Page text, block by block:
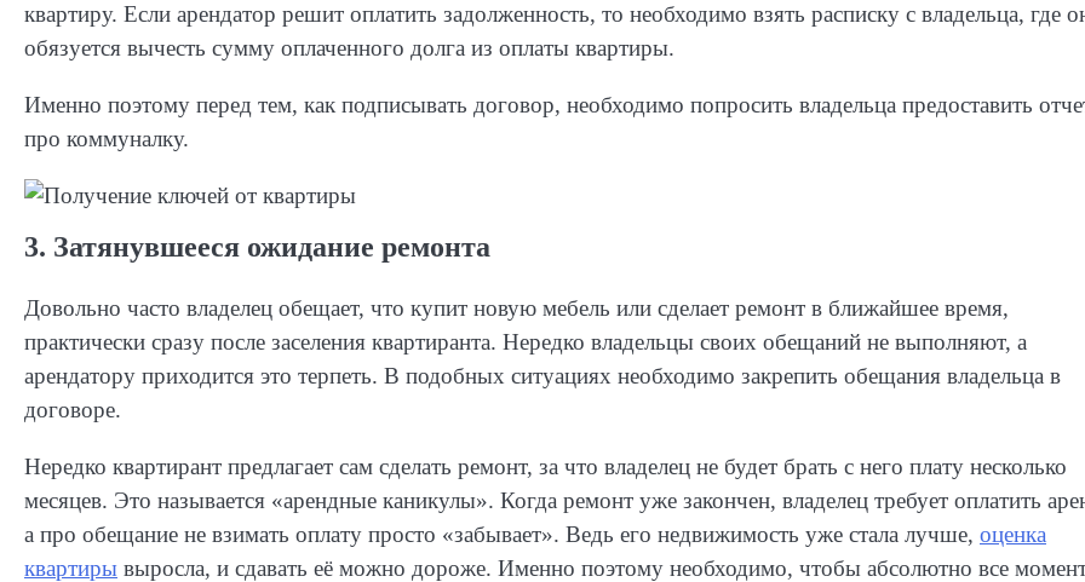
квартиру. Если арендатор решит оплатить задолженность, то необходимо взять расписку с владельца, где
обязуется вычесть сумму оплаченного долга из оплаты квартиры.
Именно поэтому перед тем, как подписывать договор, необходимо попросить владельца предоставить
про коммуналку.
3. Затянувшееся ожидание ремонта
Довольно часто владелец обещает, что купит новую мебель или сделает ремонт в ближайшее время,
практически сразу после заселения квартиранта. Нередко владельцы своих обещаний не выполняют, а
арендатору приходится это терпеть. В подобных ситуациях необходимо закрепить обещания владельца в
договоре.
Нередко квартирант предлагает сам сделать ремонт, за что владелец не будет брать с него плату несколько
месяцев. Это называется «арендные каникулы». Когда ремонт уже закончен, владелец требует оплатить
а про обещание не взимать оплату просто «забывает». Ведь его недвижимость уже стала лучше, оценка
квартиры выросла, и сдавать её можно дороже. Именно поэтому необходимо, чтобы абсолютно все